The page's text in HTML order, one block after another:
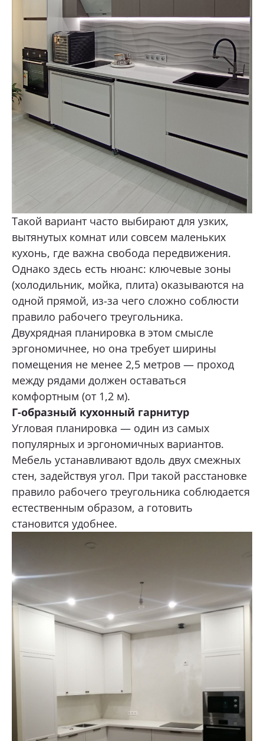
Такой вариант часто выбирают для узких,
вытянутых комнат или совсем маленьких
кухонь, где важна свобода передвижения.
Однако здесь есть нюанс: ключевые зоны
(холодильник, мойка, плита) оказываются на
одной прямой, из-за чего сложно соблюсти
правило рабочего треугольника.
Двухрядная планировка в этом смысле
эргономичнее, но она требует ширины
помещения не менее 2,5 метров — проход
между рядами должен оставаться
комфортным (от 1,2 м).
Г-образный кухонный гарнитур
Угловая планировка — один из самых
популярных и эргономичных вариантов.
Мебель устанавливают вдоль двух смежных
стен, задействуя угол. При такой расстановке
правило рабочего треугольника соблюдается
естественным образом, а готовить
становится удобнее.